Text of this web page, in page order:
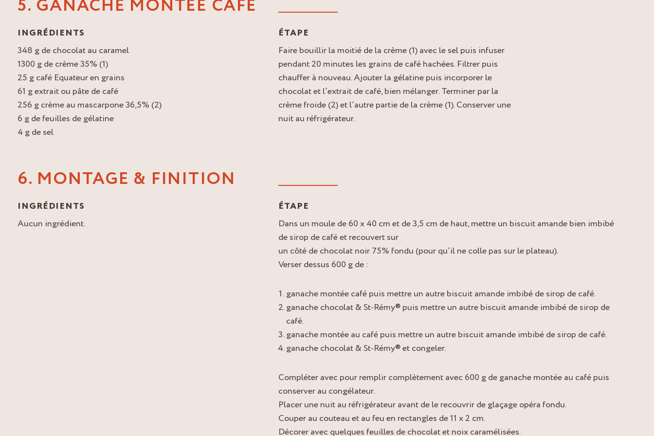
5. GANACHE MONTÉE CAFÉ
INGRÉDIENTS
348 g de chocolat au caramel
1300 g de crème 35% (1)
25 g café Equateur en grains
61 g extrait ou pâte de café
256 g crème au mascarpone 36,5% (2)
6 g de feuilles de gélatine
4 g de sel
ÉTAPE
Faire bouillir la moitié de la crème (1) avec le sel puis infuser
pendant 20 minutes les grains de café hachées. Filtrer puis
chauffer à nouveau. Ajouter la gélatine puis incorporer le
chocolat et l’extrait de café, bien mélanger. Terminer par la
crème froide (2) et l’autre partie de la crème (1). Conserver une
nuit au réfrigérateur.
6. MONTAGE & FINITION
INGRÉDIENTS
Aucun ingrédient.
ÉTAPE
Dans un moule de 60 x 40 cm et de 3,5 cm de haut, mettre un biscuit amande bien imbibé
de sirop de café et recouvert sur
un côté de chocolat noir 75% fondu (pour qu’il ne colle pas sur le plateau).
Verser dessus 600 g de :
ganache montée café puis mettre un autre biscuit amande imbibé de sirop de café.
ganache chocolat & St-Rémy® puis mettre un autre biscuit amande imbibé de sirop de
café.
ganache montée au café puis mettre un autre biscuit amande imbibé de sirop de café.
ganache chocolat & St-Rémy® et congeler.
Compléter avec pour remplir complètement avec 600 g de ganache montée au café puis
conserver au congélateur.
Placer une nuit au réfrigérateur avant de le recouvrir de glaçage opéra fondu.
Couper au couteau et au feu en rectangles de 11 x 2 cm.
Décorer avec quelques feuilles de chocolat et noix caramélisées.